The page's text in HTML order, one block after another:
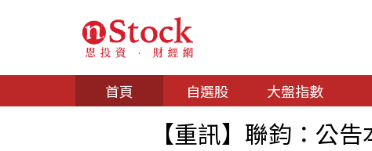
首頁 自選股 大盤指數
【重訊】聯鈞：公